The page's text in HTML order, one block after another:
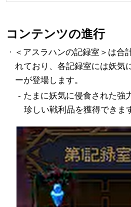
コンテンツの進行
· ＜アスラハンの記録室＞は合
れており、各記録室には妖気
ーが登場します。
- たまに妖気に侵食された強
珍しい戦利品を獲得できま